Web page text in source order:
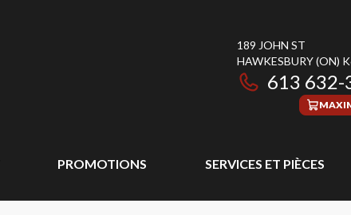
189 JOHN ST
HAWKESBURY(ON)
613 632-
PROMOTIONS SERVICES ET PIÈCES